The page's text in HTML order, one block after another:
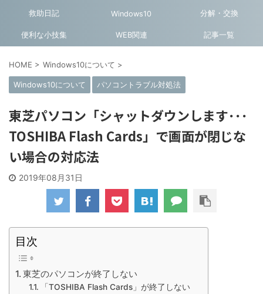
救助日記 Windows10 分解・交換
便利な小技集 WEB関連 記事一覧
HOME > Windows10について >
Windows10について パソコントラブル対処法
東芝パソコン「シャットダウンします･･･
TOSHIBA Flash Cards」で画面が閉じな
い場合の対応法
2019年08月31日
目次
東芝のパソコンが終了しない
「TOSHIBA Flash Cards」が終了しない